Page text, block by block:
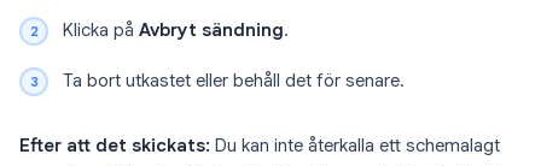
Klicka på Avbryt sändning.
Ta bort utkastet eller behåll det för senare.
Efter att det skickats: Du kan inte återkalla ett schemalagt